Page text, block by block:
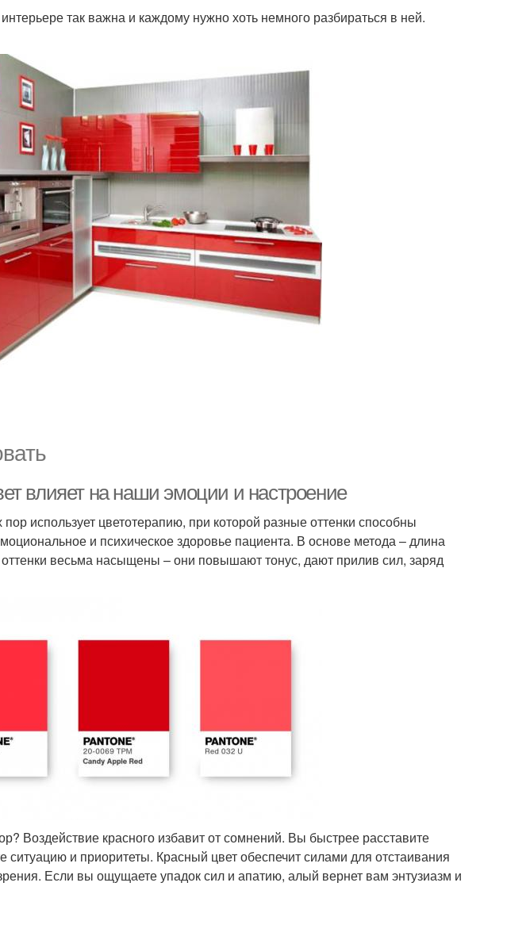
так важна и каждому нужно хоть немного разбираться в ней.
влияет на наши эмоции и настроение
использует цветотерапию, при которой разные оттенки способны
и психическое здоровье пациента. В основе метода – длина
весьма насыщены – они повышают тонус, дают прилив сил, заряд
Воздействие красного избавит от сомнений. Вы быстрее расставите
ситуацию и приоритеты. Красный цвет обеспечит силами для отстаивания
Если вы ощущаете упадок сил и апатию, алый вернет вам энтузиазм и